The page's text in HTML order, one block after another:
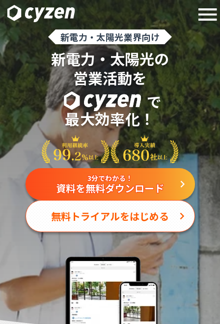
新電力・太陽光業界向け
新電力・太陽光の
営業活動を
で
最大効率化！
3分でわかる！
資料を無料ダウンロード
無料トライアルをはじめる